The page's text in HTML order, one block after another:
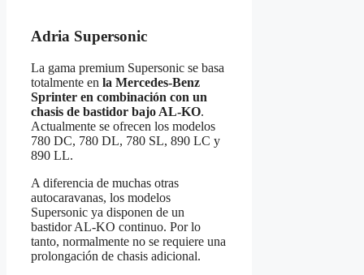
Adria Supersonic
La gama premium Supersonic se basa
totalmente en la Mercedes-Benz
Sprinter en combinación con un
chasis de bastidor bajo AL-KO.
Actualmente se ofrecen los modelos
780 DC, 780 DL, 780 SL, 890 LC y
890 LL.
A diferencia de muchas otras
autocaravanas, los modelos
Supersonic ya disponen de un
bastidor AL-KO continuo. Por lo
tanto, normalmente no se requiere una
prolongación de chasis adicional.